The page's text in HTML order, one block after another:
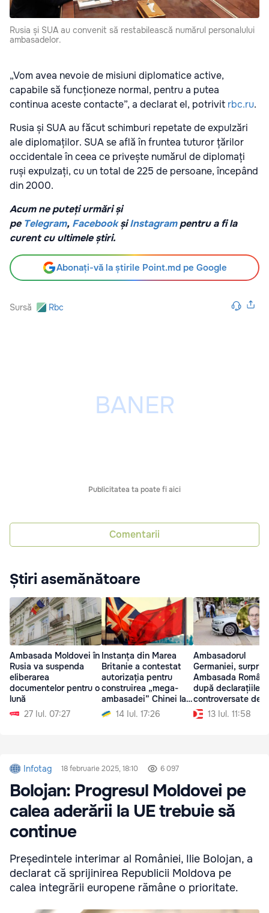
Rusia și SUA au convenit să restabilească numărul personalului
ambasadelor.
„Vom avea nevoie de misiuni diplomatice active,
capabile să funcționeze normal, pentru a putea
continua aceste contacte”, a declarat el, potrivit rbc.ru.
Rusia și SUA au făcut schimburi repetate de expulzări
ale diplomaților. SUA se află în fruntea tuturor țărilor
occidentale în ceea ce privește numărul de diplomați
ruși expulzați, cu un total de 225 de persoane, începând
din 2000.
Acum ne puteți urmări și
pe Telegram, FacebookșiInstagrampentru a fi la
curent cu ultimele știri.
Abonați-vă la știrile Point.md pe Google
Sursă Rbc
Publicitatea ta poate fi aici
Comentarii
Știri asemănătoare
Ambasada Moldovei în
Rusia va suspenda
eliberarea
documentelor pentru o
lună
27 Iul. 07:27
Instanța din Marea
Britanie a contestat
autorizația pentru
construirea „mega-
ambasadei” Chinei la
Londra14 Iul. 17:26
Ambasadorul
Germaniei,
Ambasada
după declarațiile
controversate
Moldova
13 Iul. 11:58
Infotag 18 februarie 2025, 18:10 6 097
Bolojan: Progresul Moldovei pe
calea aderării la UE trebuie să
continue
Președintele interimar al României, Ilie Bolojan, a
declarat că sprijinirea Republicii Moldova pe
calea integrării europene rămâne o prioritate.